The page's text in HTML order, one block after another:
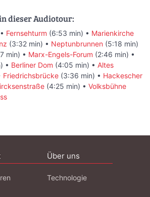
dieser Audiotour:
Fernsehturm (6:53 min) • Marienkirche
(3:32 min) • Neptunbrunnen (5:18 min)
min) • Marx-Engels-Forum (2:46 min) •
• Berliner Dom (4:05 min) • Altes
Friedrichsbrücke (3:36 min) • Hackescher
(4:25 min) • Volksbühne
Über uns
Technologie